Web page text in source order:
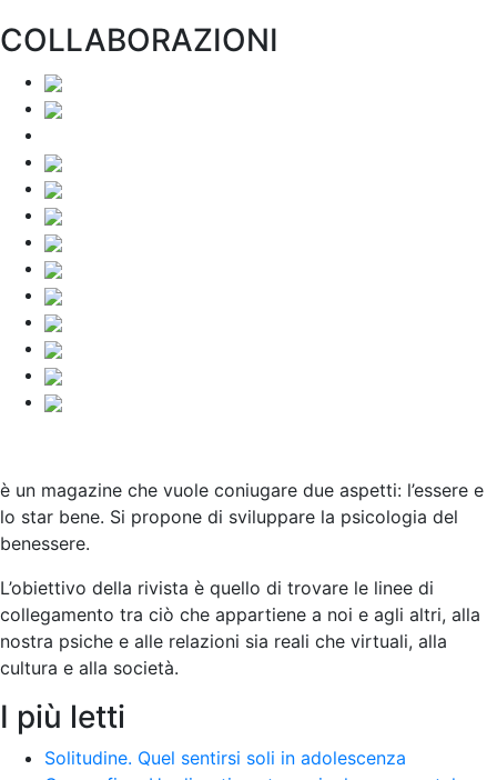
COLLABORAZIONI
è un magazine che vuole coniugare due aspetti: l’essere e
lo star bene. Si propone di sviluppare la psicologia del
benessere.
L’obiettivo della rivista è quello di trovare le linee di
collegamento tra ciò che appartiene a noi e agli altri, alla
nostra psiche e alle relazioni sia reali che virtuali, alla
cultura e alla società.
I più letti
Solitudine. Quel sentirsi soli in adolescenza